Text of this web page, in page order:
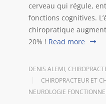
cerveau qui régule,
fonctions cognitives.
chiropratique
20% ! Read more
DENIS ALEMI,
CHIROPRACTEUR ET
NEUROLOGIE